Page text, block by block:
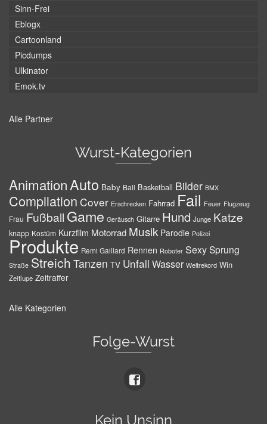
Sinn-Frei
Eblogx
Cartoonland
Picdumps
Ulkinator
Emok.tv
Alle Partner
Wurst-Kategorien
AnimationAuto Baby Ball Basketball Bilder BMX
Compilation Cover Erschrecken Fahrrad Fail Feuer Flugzeug
Frau Fußball Game Geräusch Gitarre Hund Junge Katze
knapp Kostüm Kurzfilm Motorrad Musik Parodie Polizei
Produkte Remi Gaillard Rennen Roboter SexySprung
Straße Streich Tanzen TV Unfall Wasser Weltrekord Win
Zeitlupe Zeitraffer
Alle Kategorien
Folge-Wurst
Kein Unsinn